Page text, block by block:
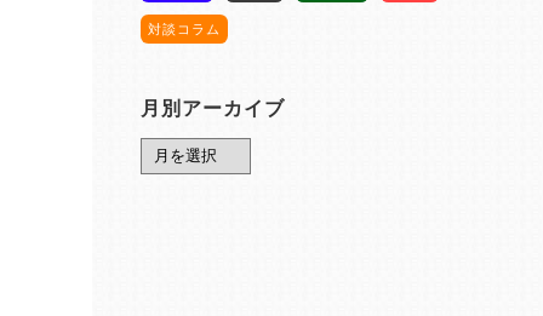
対談コラム
月別アーカイブ